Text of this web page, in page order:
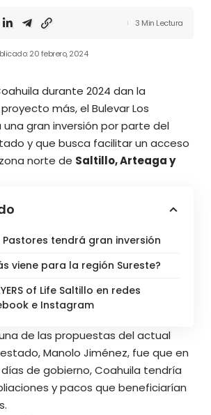
20 febrero, 2024
3 Min Lectura
durante 2024 dan la
más, el Bulevar Los
gran inversión por parte del
y que busca facilitar un acceso
norte de Saltillo, Arteaga y
Pastores tendrá gran inversión
viene para la región Sureste?
of Life Saltillo en redes
e Instagram
de las propuestas del actual
Manolo Jiménez, fue que en
días de gobierno, Coahuila tendría
y pacos que beneficiarían